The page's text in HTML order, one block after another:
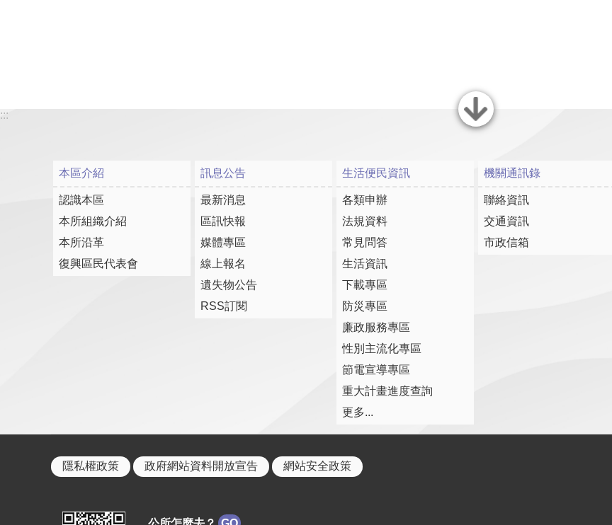
關閉
:::
本區介紹
認識本區
本所組織介紹
本所沿革
復興區民代表會
訊息公告
最新消息
區訊快報
媒體專區
線上報名
遺失物公告
RSS訂閱
生活便民資訊
各類申辦
法規資料
常見問答
生活資訊
下載專區
防災專區
廉政服務專區
性別主流化專區
節電宣導專區
重大計畫進度查詢
更多...
機關通訊錄
聯絡資訊
交通資訊
市政信箱
隱私權政策 政府網站資料開放宣告 網站安全政策